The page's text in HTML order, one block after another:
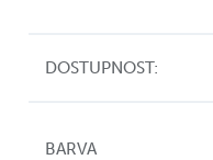
DOSTUPNOST:
BARVA